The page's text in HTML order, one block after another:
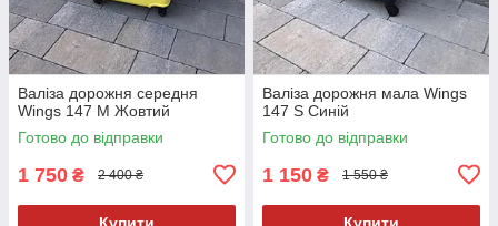
Валіза дорожня середня
Wings 147 M Жовтий
Готово до відправки
1 750 ₴ 2 400 ₴
Валіза дорожня мала Wings
147 S Синій
Готово до відправки
1 150 ₴ 1 550 ₴